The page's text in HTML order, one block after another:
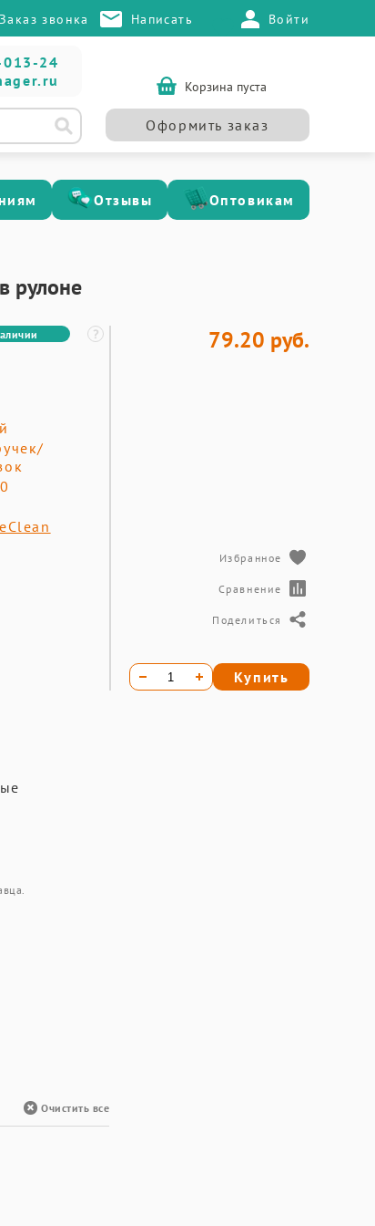
Заказ звонка Написать Войти
24
Корзина пуста
Оформить заказ
Отзывы Оптовикам
рулоне
Очистить все
79.20 руб.
Избранное
Сравнение
Поделиться
Купить